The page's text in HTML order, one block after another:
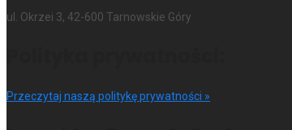
ul. Okrzei 3, 42-600 Tarnowskie Góry
Przeczytaj naszą politykę prywatności »